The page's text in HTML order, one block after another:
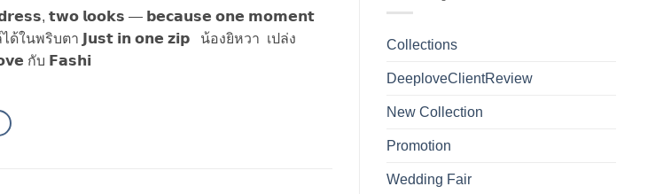
𝘁𝘄𝗼 𝗹𝗼𝗼𝗸𝘀 — 𝗯𝗲𝗰𝗮𝘂𝘀𝗲 𝗼𝗻𝗲 𝗺𝗼𝗺𝗲𝗻𝘁
ด้ในพริบตา 𝗝𝘂𝘀𝘁 𝗶𝗻 𝗼𝗻𝗲 𝘇𝗶𝗽 น้องยิหวา เปล่ง
กับ 𝗙𝗮𝘀𝗵𝗶
Collections
DeeploveClientReview
New Collection
Promotion
Wedding Fair